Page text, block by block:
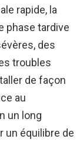
rapide, la
phase tardive
des
troubles
de façon
au
un long
un équilibre de